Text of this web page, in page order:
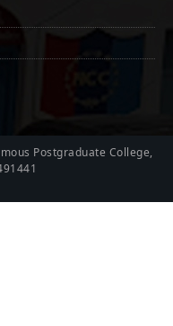
Postgraduate College,